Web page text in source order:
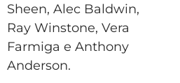
Sheen, Alec Baldwin,
Ray Winstone, Vera
Farmiga e Anthony
Anderson.